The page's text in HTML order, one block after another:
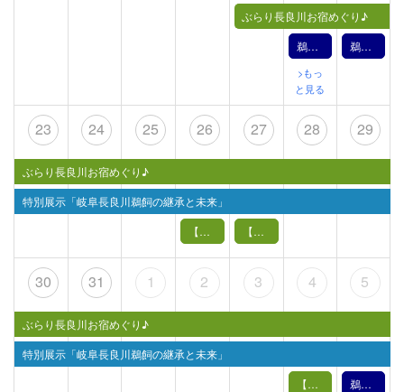
ぶらり長良川お宿めぐり♪
鵜飼文化の紹介【12月21日】（2024年）
>もっ
と見る
鵜飼文化の紹介【12月22日】（2024年）
23
ぶらり長良川お宿めぐり♪
特別展示「岐阜長良川鵜飼の継承と未来」
24 25 26
【12月26日（木）】鵜飼バックヤードツアー（予定見学場所：造船所）
27
【12月27日（金）】鵜飼バックヤードツアー（予定見学場所：造船所）
28 29
30
ぶらり長良川お宿めぐり♪
特別展示「岐阜長良川鵜飼の継承と未来」
31 1 2 3 4
【1月4日（土）】鵜飼の実演
5
鵜飼文化の紹介【1月5日】（2025年）